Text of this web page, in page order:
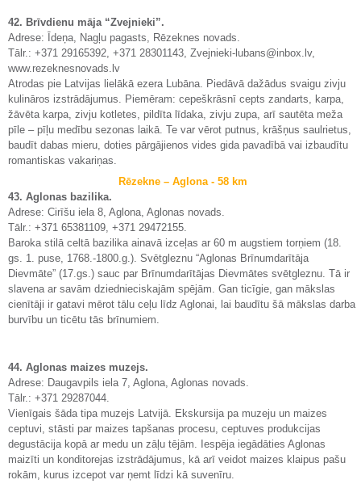
42. Brīvdienu māja “Zvejnieki”.
Adrese: Īdeņa, Nagļu pagasts, Rēzeknes novads.
Tālr.: +371 29165392, +371 28301143, Zvejnieki-lubans@inbox.lv,
www.rezeknesnovads.lv
Atrodas pie Latvijas lielākā ezera Lubāna. Piedāvā dažādus svaigu zivju
kulināros izstrādājumus. Piemēram: cepeškrāsnī cepts zandarts, karpa,
žāvēta karpa, zivju kotletes, pildīta līdaka, zivju zupa, arī sautēta meža
pīle – pīļu medību sezonas laikā. Te var vērot putnus, krāšņus saulrietus,
baudīt dabas mieru, doties pārgājienos vides gida pavadībā vai izbaudītu
romantiskas vakariņas.
Rēzekne – Aglona - 58 km
43. Aglonas bazilika.
Adrese: Cirīšu iela 8, Aglona, Aglonas novads.
Tālr.: +371 65381109, +371 29472155.
Baroka stilā celtā bazilika ainavā izceļas ar 60 m augstiem torņiem (18.
gs. 1. puse, 1768.-1800.g.). Svētgleznu “Aglonas Brīnumdarītāja
Dievmāte” (17.gs.) sauc par Brīnumdarītājas Dievmātes svētgleznu. Tā ir
slavena ar savām dziednieciskajām spējām. Gan ticīgie, gan mākslas
cienītāji ir gatavi mērot tālu ceļu līdz Aglonai, lai baudītu šā mākslas darba
burvību un ticētu tās brīnumiem.
44. Aglonas maizes muzejs.
Adrese: Daugavpils iela 7, Aglona, Aglonas novads.
Tālr.: +371 29287044.
Vienīgais šāda tipa muzejs Latvijā. Ekskursija pa muzeju un maizes
ceptuvi, stāsti par maizes tapšanas procesu, ceptuves produkcijas
degustācija kopā ar medu un zāļu tējām. Iespēja iegādāties Aglonas
maizīti un konditorejas izstrādājumus, kā arī veidot maizes klaipus pašu
rokām, kurus izcepot var ņemt līdzi kā suvenīru.